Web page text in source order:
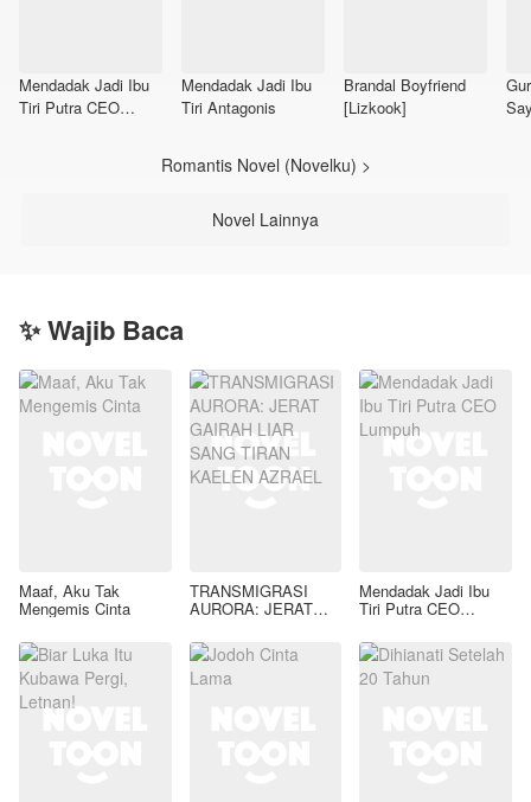
Mendadak Jadi Ibu
Tiri Putra CEO
Mendadak Jadi Ibu
Tiri Antagonis
Brandal Boyfriend
[Lizkook]
Romantis Novel (Novelku) >
Novel Lainnya
✨ Wajib Baca
Maaf, Aku Tak
Mengemis Cinta
TRANSMIGRASI
AURORA: JERAT
TIRAN KAELEN
AZRAEL
Mendadak Jadi Ibu
Tiri Putra CEO